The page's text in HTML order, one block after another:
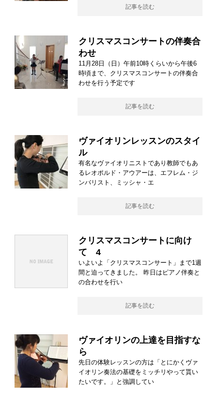
記事を読む
クリスマスコンサートの伴奏合
わせ
11月28日（日）午前10時くらいから午後6
時頃まで、クリスマスコンサートの伴奏合
わせを行う予定です
記事を読む
ヴァイオリンレッスンのスタイ
ル
有名なヴァイオリニストであり教師でもあ
るレオポルド・アウアーは、エフレム・ジ
ンバリスト、ミッシャ・エ
記事を読む
クリスマスコンサートに向け
て 4
いよいよ「クリスマスコンサート」まで1週
間と迫ってきました。 昨日はピアノ伴奏と
の合わせを行い
記事を読む
ヴァイオリンの上達を目指すな
ら
先日の体験レッスンの方は「とにかくヴァ
イオリン奏法の基礎をミッチリやって貰い
たいです。」と強調してい